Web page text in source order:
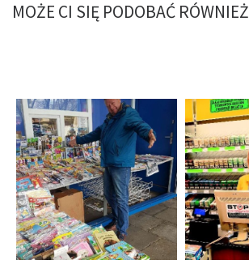
MOŻE CI SIĘ PODOBAĆ RÓWNIEŻ